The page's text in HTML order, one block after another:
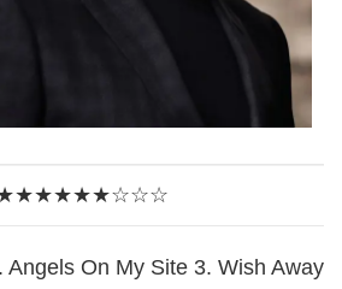
On My Site 3. Wish Away